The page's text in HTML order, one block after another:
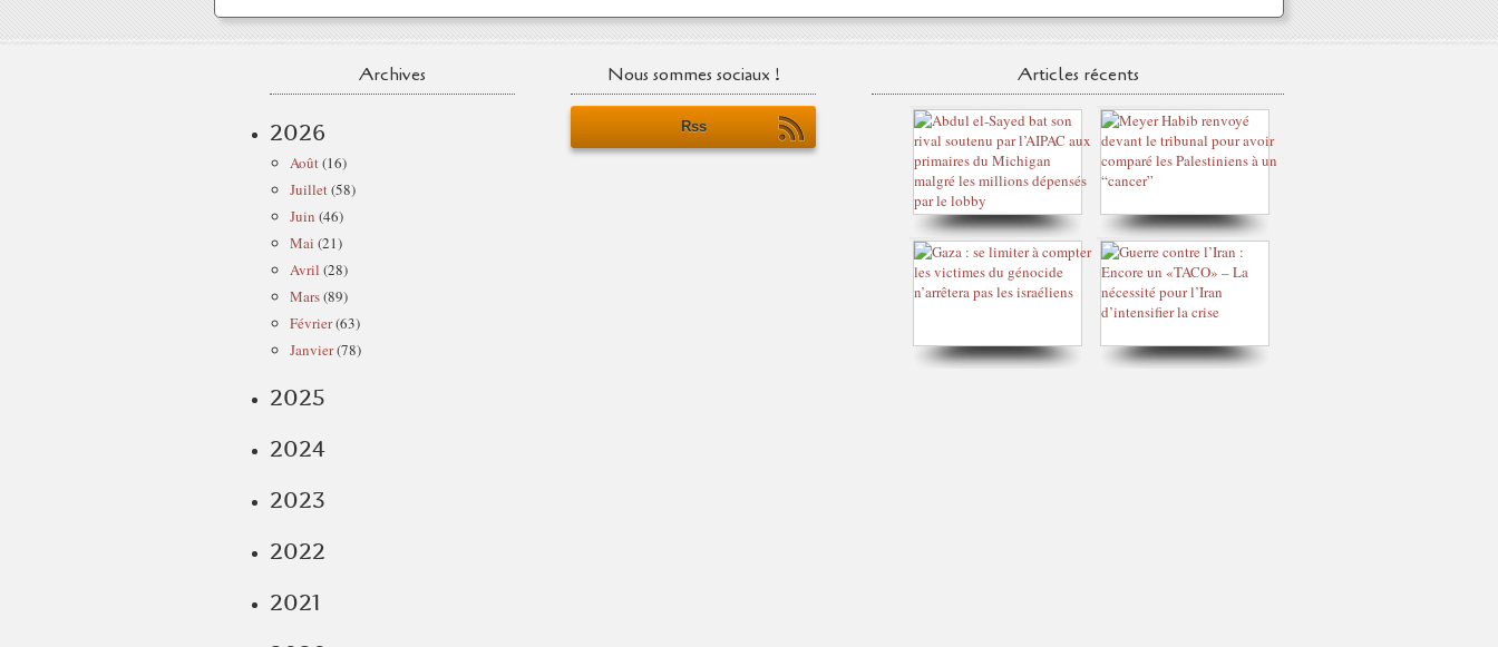
Archives
2026
Août(16)
Juillet(58)
Juin (46)
Mai (21)
Avril (28)
Mars(89)
Février(63)
Janvier(78)
2025
2024
2023
2022
2021
Nous sommes sociaux !
Rss
Articles récents